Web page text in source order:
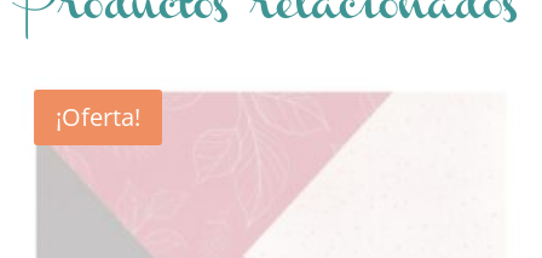
Productos relacionados
¡Oferta!